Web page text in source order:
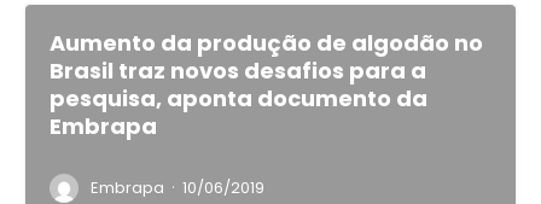
Aumento da produção de algodão no
Brasil traz novos desafios para a
pesquisa, aponta documento da
Embrapa
Embrapa · 10/06/2019